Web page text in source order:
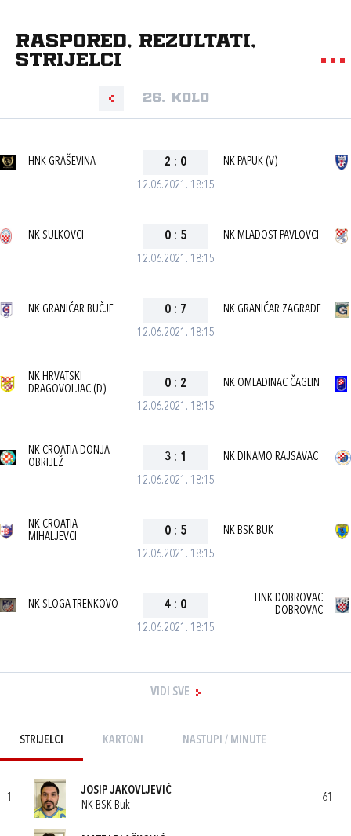
Raspored, rezultati,
strijelci
26. kolo
12.06.2021. 18:15
HNK GRAŠEVINA 2 : 0 NK PAPUK (V)
12.06.2021. 18:15
NK SULKOVCI 0 : 5 NK MLADOST PAVLOVCI
12.06.2021. 18:15
NK GRANIČAR BUČJE 0 : 7 NK GRANIČAR ZAGRAĐE
12.06.2021. 18:15
NK HRVATSKI
DRAGOVOLJAC (D)
0 : 2 NK OMLADINAC ČAGLIN
12.06.2021. 18:15
NK CROATIA DONJA
OBRIJEŽ
3 : 1 NK DINAMO RAJSAVAC
12.06.2021. 18:15
NK CROATIA
MIHALJEVCI
0 : 5 NK BSK BUK
12.06.2021. 18:15
NK SLOGA TRENKOVO 4 : 0
HNK DOBROVAC
DOBROVAC
VIDI SVE
STRIJELCI KARTONI NASTUPI / MINUTE
1
JOSIP JAKOVLJEVIĆ
NK BSK Buk
61